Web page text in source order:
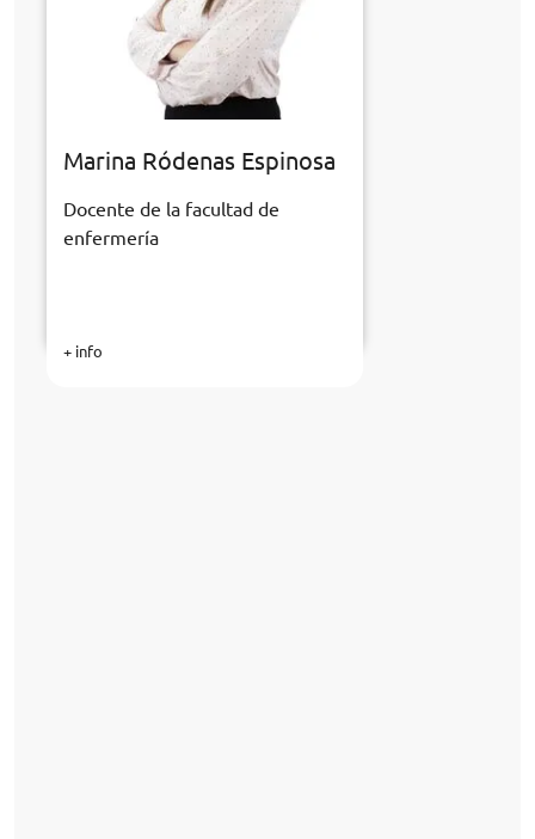
Marina Ródenas Espinosa
Docente de la facultad de
enfermería
+ info